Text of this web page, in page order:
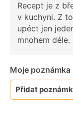
Recept je z
v kuchyni. Z
upéct jen
mnohem déle.
Moje poznámka
Přidat